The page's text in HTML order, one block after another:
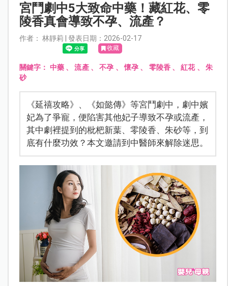
宮鬥劇中5大致命中藥！藏紅花、零
陵香真會導致不孕、流產？
作者： 林靜莉 | 發表日期：2026-02-17
收藏
關鍵字： 中藥、流產、不孕 、懷孕 、 零陵香、紅花、朱
砂
《延禧攻略》、《如懿傳》等宮鬥劇中，劇中嬪
妃為了爭寵，便陷害其他妃子導致不孕或流產，
其中劇裡提到的枇杷新葉、零陵香、朱砂等，到
底有什麼功效？本文邀請到中醫師來解除迷思。